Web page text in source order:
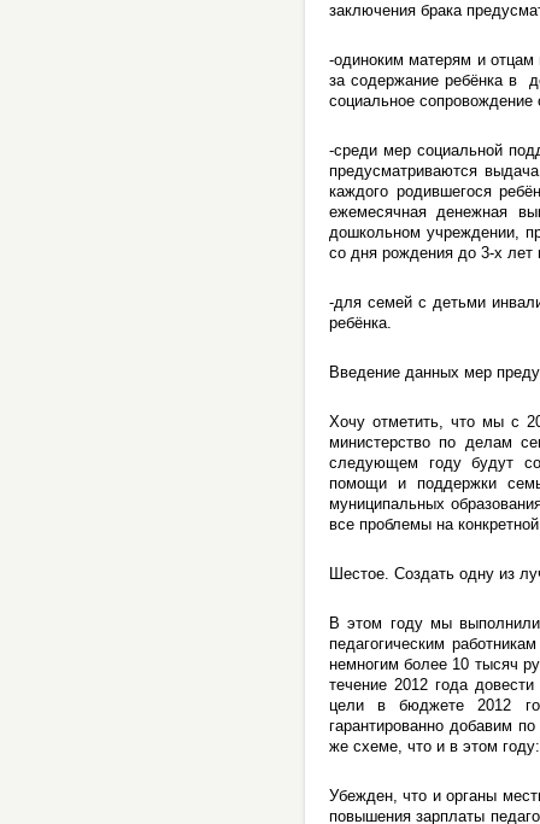
заключения брака
-одиноким матерям и
за содержание ребёнка в
социальное
-среди мер социальной
предусматриваются
каждого родившегося
ежемесячная денежная
дошкольном учреждении,
со дня рождения до 3-х
-для семей с детьми
ребёнка.
Введение данных мер
Хочу отметить, что мы с
министерство по делам
следующем году будут
помощи и поддержки
муниципальных
все проблемы на
Шестое. Создать одну из
В этом году мы
педагогическим
немногим более 10 тысяч
течение 2012 года
цели в бюджете 2012
гарантированно добавим
же схеме, что и в этом
Убежден, что и органы
повышения зарплаты